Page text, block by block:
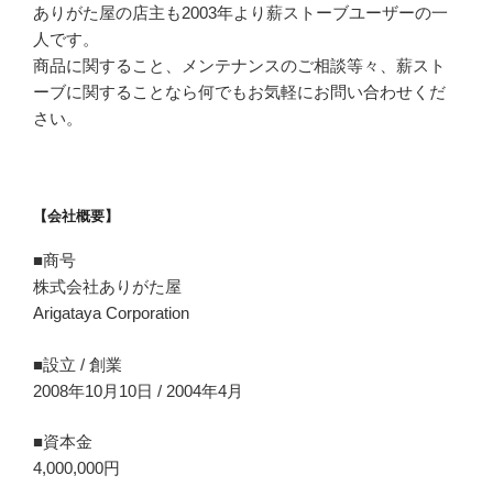
ありがた屋の店主も2003年より薪ストーブユーザーの一
人です。
商品に関すること、メンテナンスのご相談等々、薪スト
ーブに関することなら何でもお気軽にお問い合わせくだ
さい。
【会社概要】
■商号
株式会社ありがた屋
Arigataya Corporation
■設立 / 創業
2008年10月10日 / 2004年4月
■資本金
4,000,000円